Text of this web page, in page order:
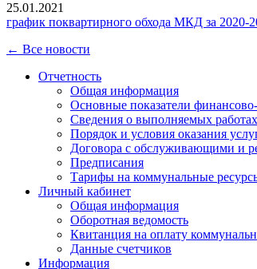
25.01.2021
график поквартирного обхода МКД за 2020-
← Все новости
Отчетность
Общая информация
Основные показатели
Сведения о выполняемых работах
Порядок и условия оказания
Договора с обслуживающими и
Предписания
Тарифы на коммунальные
Личный кабинет
Общая информация
Оборотная ведомость
Квитанция на оплату
Данные счетчиков
Информация